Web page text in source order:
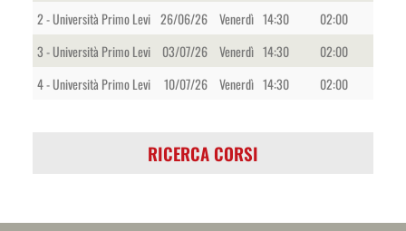
2 - Università Primo Levi 26/06/26 Venerdì 14:30
02:00
3 - Università Primo Levi
03/07/26 Venerdì 14:30
02:00
4 - Università Primo Levi
10/07/26 Venerdì 14:30 02:00
RICERCA CORSI